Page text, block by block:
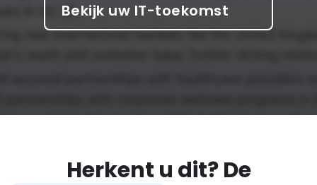
Bekijk uw IT-toekomst
Herkent u dit? De